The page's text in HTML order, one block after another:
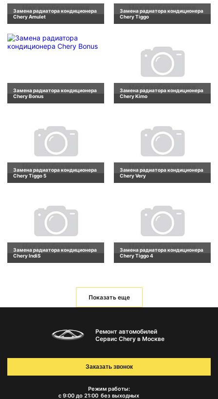
Замена радиатора кондиционера
Chery Amulet
Замена радиатора кондиционера
Chery Tiggo
Замена радиатора кондиционера
Chery Bonus
Замена радиатора кондиционера
Chery Kimo
Замена радиатора кондиционера
Chery Tiggo 5
Замена радиатора кондиционера
Chery Very
Замена радиатора кондиционера
Chery IndiS
Замена радиатора кондиционера
Chery Tiggo 4
Показать еще
Ремонт автомобилей
Сервис Chery в Москве
Режим работы:
с 9:00 до 21:00 без выходных
Заказать звонок